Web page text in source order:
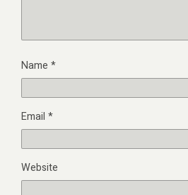
Name *
Email *
Website